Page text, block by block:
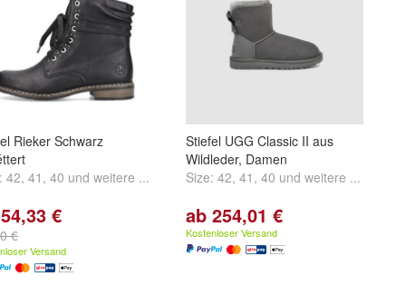
Rieker Schwarz
42, 41 , 40 und weitere ...
€
€
Versand
Stiefel UGG Classic II aus
Wildleder, Damen
Size: 42, 41 , 40 und weitere ...
ab 254,01 €
Kostenloser Versand